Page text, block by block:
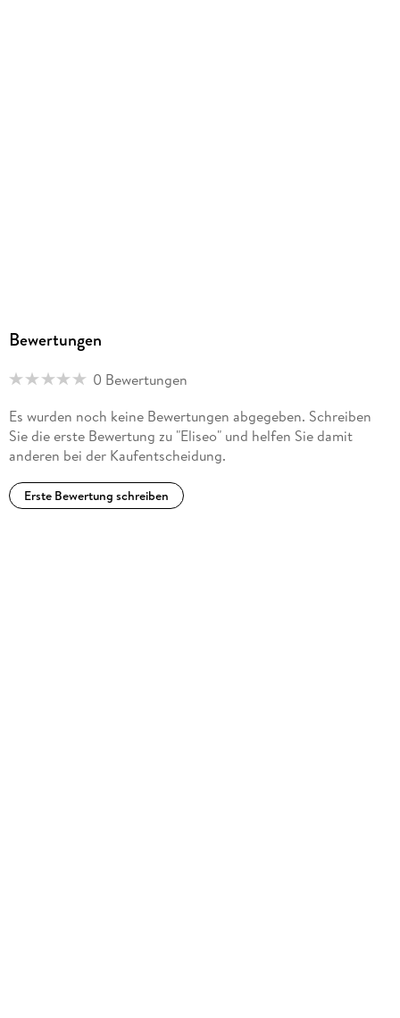
Bewertungen
0 Bewertungen
Es wurden noch keine Bewertungen abgegeben. Schreiben
Sie die erste Bewertung zu "Eliseo" und helfen Sie damit
anderen bei der Kaufentscheidung.
Erste Bewertung schreiben